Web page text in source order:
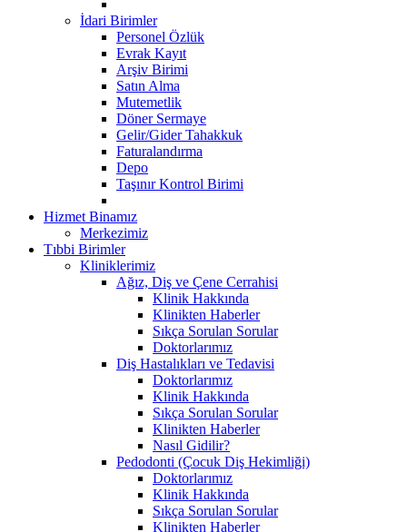
İdari Birimler
Personel Özlük
Evrak Kayıt
Arşiv Birimi
Satın Alma
Mutemetlik
Döner Sermaye
Gelir/Gider Tahakkuk
Faturalandırma
Depo
Taşınır Kontrol Birimi
Hizmet Binamız
Merkezimiz
Tıbbi Birimler
Kliniklerimiz
Ağız, Diş ve Çene Cerrahisi
Klinik Hakkında
Klinikten Haberler
Sıkça Sorulan Sorular
Doktorlarımız
Diş Hastalıkları ve Tedavisi
Doktorlarımız
Klinik Hakkında
Sıkça Sorulan Sorular
Klinikten Haberler
Nasıl Gidilir?
Pedodonti (Çocuk Diş Hekimliği)
Doktorlarımız
Klinik Hakkında
Sıkça Sorulan Sorular
Klinikten Haberler